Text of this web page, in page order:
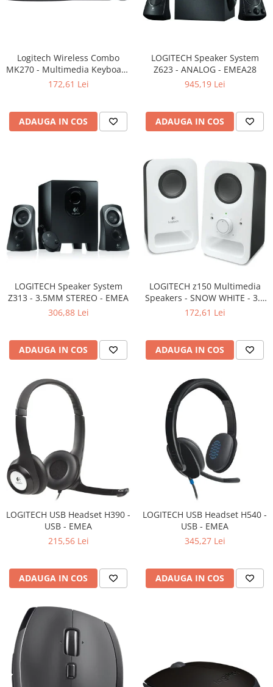
Placi Video
SSD
Hard Disc-uri
Carcase
Servere & Componente
Componente Server
Servere
Software
Printing
Multifunctionale
Imprimante 3D
Televizoare & accesorii
Multiboard & Accessorii
Multimedia
Foto & Video
Cloud si Aplicatii SaaS
Sisteme Videoconferinta
Securitate Date
Logitech Wireless Combo
MK270 - Multimedia Keyboard
+ Mouse, Black
172,61 Lei
ADAUGA IN COS
LOGITECH Speaker System
Z623 - ANALOG - EMEA28
945,19 Lei
ADAUGA IN COS
LOGITECH Speaker System
Z313 - 3.5MM STEREO - EMEA
306,88 Lei
ADAUGA IN COS
LOGITECH z150 Multimedia
Speakers - SNOW WHITE - 3.5
MM - EU
172,61 Lei
ADAUGA IN COS
LOGITECH USB Headset H390 -
USB - EMEA
215,56 Lei
ADAUGA IN COS
LOGITECH USB Headset H540 -
USB - EMEA
345,27 Lei
ADAUGA IN COS